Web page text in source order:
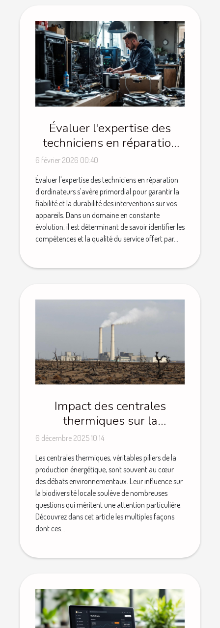
Évaluer l'expertise des
techniciens en réparation
d'ordinateurs
6 février 2026 00:40
Évaluer l'expertise des techniciens en réparation
d'ordinateurs s'avère primordial pour garantir la
fiabilité et la durabilité des interventions sur vos
appareils. Dans un domaine en constante
évolution, il est déterminant de savoir identifier les
compétences et la qualité du service offert par...
Impact des centrales
thermiques sur la
biodiversité locale ?
6 décembre 2025 10:14
Les centrales thermiques, véritables piliers de la
production énergétique, sont souvent au cœur
des débats environnementaux. Leur influence sur
la biodiversité locale soulève de nombreuses
questions qui méritent une attention particulière.
Découvrez dans cet article les multiples façons
dont ces...